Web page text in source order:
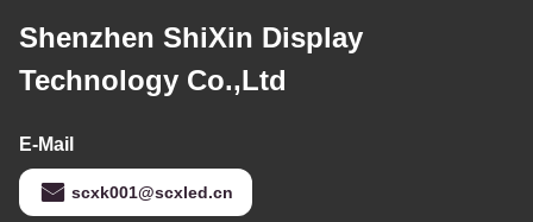
Shenzhen ShiXin Display
Technology Co.,Ltd
E-Mail
scxk001@scxled.cn